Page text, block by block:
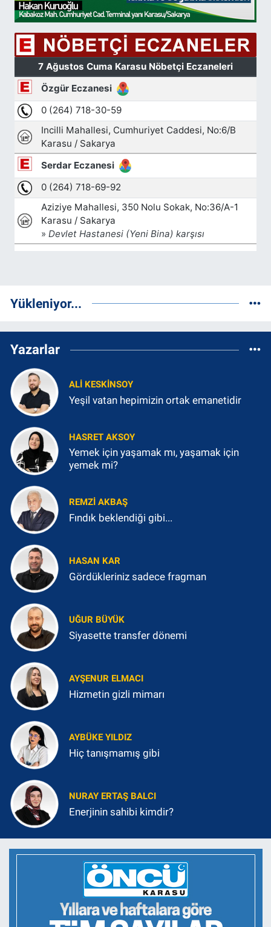
Yükleniyor...
Yazarlar
ALI KESKINSOY
Yeşil vatan hepimizin ortak emanetidir
HASRET AKSOY
Yemek için yaşamak mı, yaşamak için
yemek mi?
REMZI AKBAŞ
Fındık beklendiği gibi...
HASAN KAR
Gördükleriniz sadece fragman
UĞUR BÜYÜK
Siyasette transfer dönemi
AYŞENUR ELMACI
Hizmetin gizli mimarı
AYBÜKE YILDIZ
Hiç tanışmamış gibi
NURAY ERTAŞ BALCI
Enerjinin sahibi kimdir?